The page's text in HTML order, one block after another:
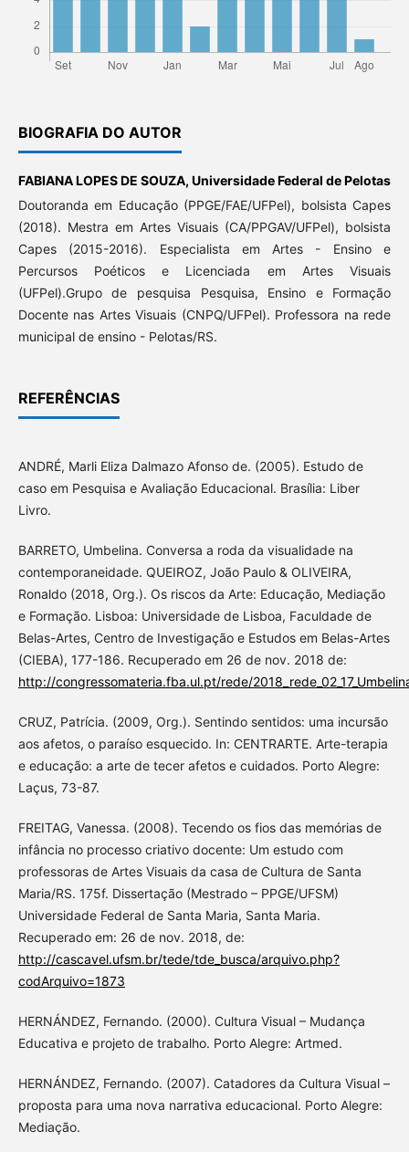
BIOGRAFIA DO AUTOR
FABIANA LOPES DE SOUZA, Universidade Federal de Pelotas
Doutoranda em Educação (PPGE/FAE/UFPel), bolsista Capes
(2018). Mestra em Artes Visuais (CA/PPGAV/UFPel), bolsista
Capes (2015-2016). Especialista em Artes - Ensino e
Percursos Poéticos e Licenciada em Artes Visuais
(UFPel).Grupo de pesquisa Pesquisa, Ensino e Formação
Docente nas Artes Visuais (CNPQ/UFPel). Professora na rede
municipal de ensino - Pelotas/RS.
REFERÊNCIAS
ANDRÉ, Marli Eliza Dalmazo Afonso de. (2005). Estudo de
caso em Pesquisa e Avaliação Educacional. Brasília: Liber
Livro.
BARRETO, Umbelina. Conversa a roda da visualidade na
contemporaneidade. QUEIROZ, João Paulo & OLIVEIRA,
Ronaldo (2018, Org.). Os riscos da Arte: Educação, Mediação
e Formação. Lisboa: Universidade de Lisboa, Faculdade de
Belas-Artes, Centro de Investigação e Estudos em Belas-Artes
(CIEBA), 177-186. Recuperado em 26 de nov. 2018 de:
http://congressomateria.fba.ul.pt/rede/
CRUZ, Patrícia. (2009, Org.). Sentindo sentidos: uma incursão
aos afetos, o paraíso esquecido. In: CENTRARTE. Arte-terapia
e educação: a arte de tecer afetos e cuidados. Porto Alegre:
Laçus, 73-87.
FREITAG, Vanessa. (2008). Tecendo os fios das memórias de
infância no processo criativo docente: Um estudo com
professoras de Artes Visuais da casa de Cultura de Santa
Maria/RS. 175f. Dissertação (Mestrado – PPGE/UFSM)
Universidade Federal de Santa Maria, Santa Maria.
Recuperado em: 26 de nov. 2018, de:
http://cascavel.ufsm.br/tede/tde_busca/arquivo.php?
codArquivo=1873
HERNÁNDEZ, Fernando. (2000). Cultura Visual – Mudança
Educativa e projeto de trabalho. Porto Alegre: Artmed.
HERNÁNDEZ, Fernando. (2007). Catadores da Cultura Visual –
proposta para uma nova narrativa educacional. Porto Alegre:
Mediação.